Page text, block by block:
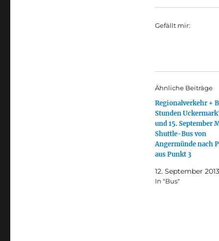
Gefällt mir:
Ähnliche Beiträge
Regionalverkehr +
Stunden
und 15. September
Shuttle-Bus von
Angermünde nach
aus Punkt 3
12. September 2013
In "Bus"